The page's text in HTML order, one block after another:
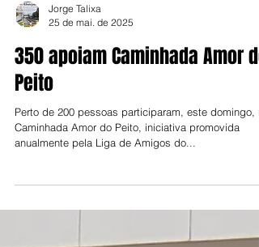
Jorge Talixa
25 de mai. de 2025
350 apoiam Caminhada Amor do
Peito
Perto de 200 pessoas participaram, este domingo,
anualmente pela Liga de Amigos do...